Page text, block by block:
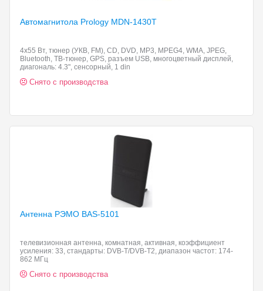
Автомагнитола Prology MDN-1430T
4x55 Вт, тюнер (УКВ, FM), CD, DVD, MP3, MPEG4, WMA, JPEG,
Bluetooth, ТВ-тюнер, GPS, разъем USB, многоцветный дисплей,
диагональ: 4.3", сенсорный, 1 din
Снято с производства
Антенна РЭМО BAS-5101
телевизионная антенна, комнатная, активная, коэффициент
усиления: 33, стандарты: DVB-T/DVB-T2, диапазон частот: 174-
862 МГц
Снято с производства